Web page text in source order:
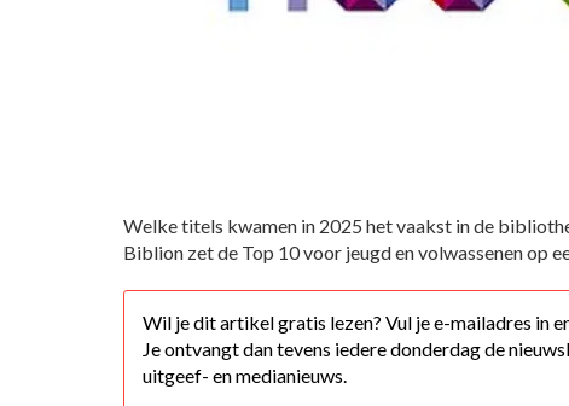
Welke titels kwamen in 2025 het vaakst in de
Biblion zet de Top 10 voor jeugd en volwassenen op
Wil je dit artikel gratis lezen? Vul je e-mailadres in
Je ontvangt dan tevens iedere donderdag de
uitgeef- en medianieuws.